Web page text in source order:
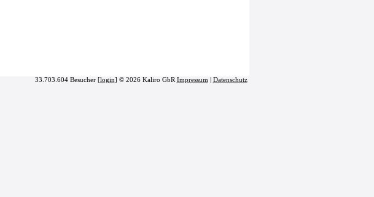
33.703.604 Besucher [login] © 2026 Kaliro GbR Impressum Datenschutz